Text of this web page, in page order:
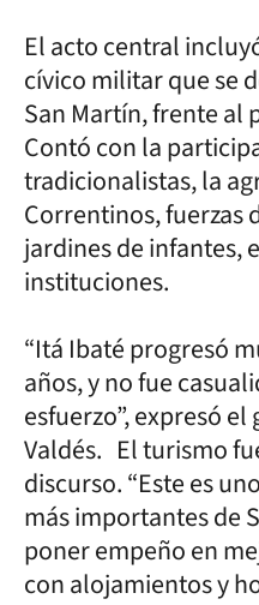
El acto central
cívico militar que se
San Martín, frente al
Contó con la
tradicionalistas, la
Correntinos, fuerzas
jardines de infantes,
instituciones.
“Itá Ibaté progresó
años, y no fue
esfuerzo”, expresó
Valdés. El turismo
discurso. “Este es
más importantes de
poner empeño en
con alojamientos y